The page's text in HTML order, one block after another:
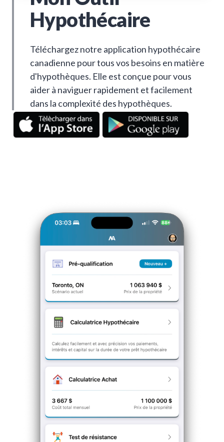
Hypothécaire
Téléchargez notre application hypothécaire
canadienne pour tous vos besoins en matière
d'hypothèques. Elle est conçue pour vous
aider à naviguer rapidement et facilement
dans la complexité des hypothèques.